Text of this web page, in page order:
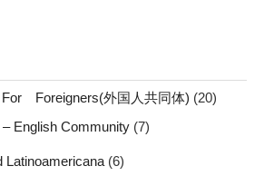
Foreigners(外国人共同体) (20)
English Community (7)
Latinoamericana (6)